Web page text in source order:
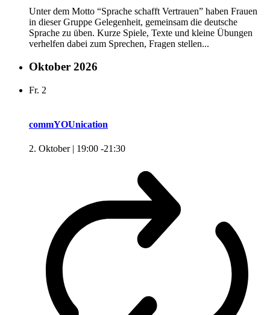
Unter dem Motto “Sprache schafft Vertrauen” haben Frauen
in dieser Gruppe Gelegenheit, gemeinsam die deutsche
Sprache zu üben. Kurze Spiele, Texte und kleine Übungen
verhelfen dabei zum Sprechen, Fragen stellen...
Oktober 2026
Fr. 2
commYOUnication
2. Oktober | 19:00 -21:30